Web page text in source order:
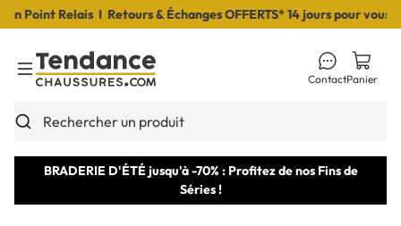
Point Relais I Retours & Échanges OFFERTS* 14 jours pour vous
Toggle Menu
Rechercher un produit
ContactPanier
BRADERIE D'ÉTÉ jusqu'à -70% : Profitez de nos Fins de
Séries !